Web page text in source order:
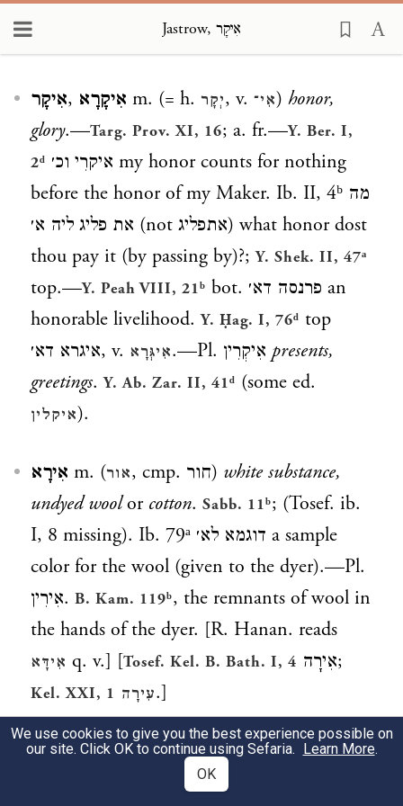
Jastrow, אִיקָר
אִיקָר, אִיקָרָא m. (= h. יְקָר, v. אִי־) honor,
glory.—Targ. Prov. XI, 16; a. fr.—Y. Ber. I,
2ᵈ איקרִי וכ׳ my honor counts for nothing
before the honor of my Maker. Ib. II, 4ᵇ מה
את פליג ליה א׳ (not אתפליג) what honor dost
thou pay it (by passing by)?;Y. Shek. II, 47ᵃ
top.—Y. Peah VIII, 21ᵇ bot. פרנסה דא׳ an
honorable livelihood.Y. Ḥag. I, 76ᵈ top
איגרא דא׳, v. אִיגְּרָא.—Pl. אִיקְרִין presents,
greetings.Y. Ab. Zar. II, 41ᵈ (some ed.
איקלין).
אִירָא m. (אור, cmp. חור) white substance,
undyed woolor cotton. Sabb. 11ᵇ; (Tosef. ib.
I, 8 missing). Ib. 79ᵃ דוגמא לא׳ a sample
color for the wool (given to the dyer).—Pl.
אִירִין. B. Kam. 119ᵇ, the remnants of wool in
the hands of the dyer. [R. Hanan. reads
אִידָּא q. v.] [Tosef. Kel. B. Bath. I, 4 אִירָה;
Kel. XXI, 1 עִירָה.]
*אִירוֹנִית, (אִרוֹנִית),חִירוֹנִית,חִרוֹנִית, עִירוֹנִית,
preced.) made of white clay,
We use cookies to give you the best experience possible on
our site. Click OK to continue using Sefaria. Learn More.
OK